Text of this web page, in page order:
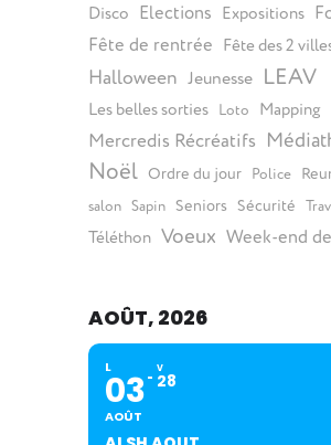
Disco Elections Expositions
Fête de rentrée Fête des 2
Halloween Jeunesse LEAV
Les belles sorties Loto Mapping
Mercredis Récréatifs
Noël Ordre du jour Police
salon Sapin Seniors Sécurité
Téléthon Voeux Week-end
AOÛT, 2026
L
03
AOÛT
V
28